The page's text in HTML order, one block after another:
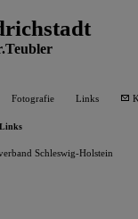
Fotografie Links
Links
Schleswig-Holstein